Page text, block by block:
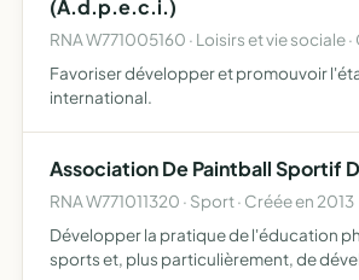
(A.d.p.e.c.i.)
RNA W771005160 · Loisirs et vie sociale
Favoriser développer et promouvoir
international.
Association De Paintball Sportif
RNA W771011320 · Sport · Créée en 2013
Développer la pratique de l'éducation
sports et, plus particulièrement, de